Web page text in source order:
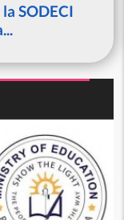
SODECI